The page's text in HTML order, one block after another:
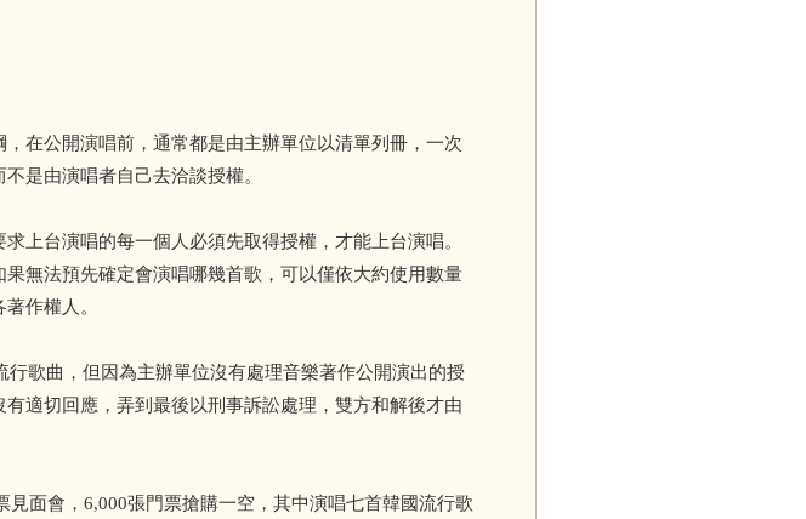
在公開演唱前，通常都是由主辦單位以清單列冊，一次
是由演唱者自己去洽談授權。
上台演唱的每一個人必須先取得授權，才能上台演唱。
無法預先確定會演唱哪幾首歌，可以僅依大約使用數量
作權人。
歌曲，但因為主辦單位沒有處理音樂著作公開演出的授
適切回應，弄到最後以刑事訴訟處理，雙方和解後才由
面會，6,000張門票搶購一空，其中演唱七首韓國流行歌